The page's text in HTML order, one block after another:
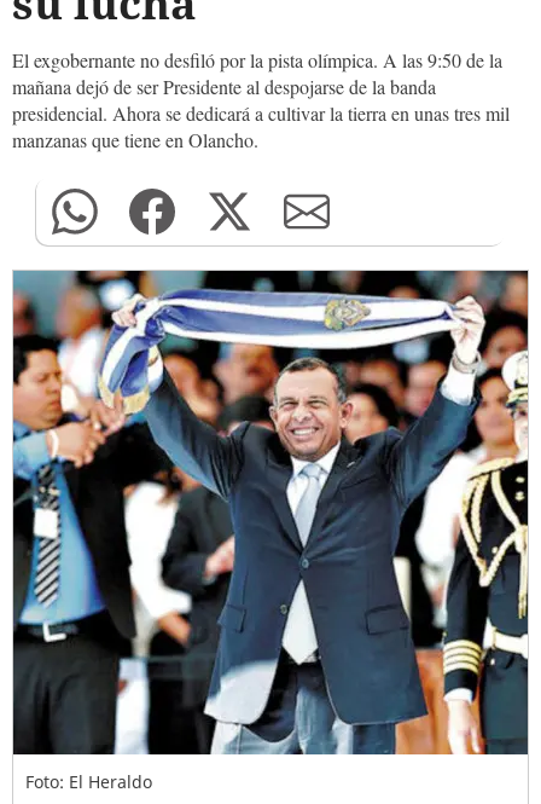
El exgobernante no desfiló por la pista olímpica. A las 9:50 de la
mañana dejó de ser Presidente al despojarse de la banda
presidencial. Ahora se dedicará a cultivar la tierra en unas tres mil
manzanas que tiene en Olancho.
Foto: El Heraldo